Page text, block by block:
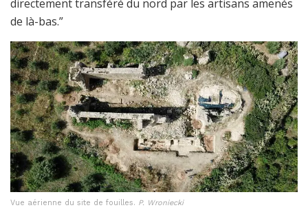
directement transféré du nord par les artisans amenés
de là-bas.”
Vue aérienne du site de fouilles. P. Wroniecki